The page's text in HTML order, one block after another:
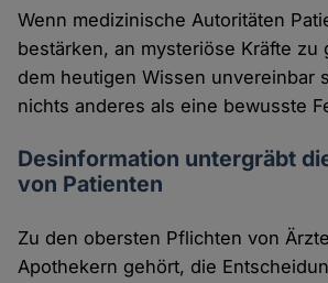
Wenn medizinische Autoritäten
bestärken, an mysteriöse Kräfte zu
dem heutigen Wissen unvereinbar
nichts anderes als eine bewusste
Desinformation untergräbt
von Patienten
Zu den obersten Pflichten von
Apothekern gehört, die